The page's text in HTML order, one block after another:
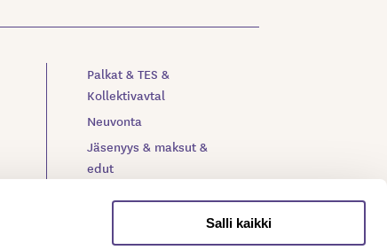
Salli kaikki
Palkat & TES &
Kollektivavtal
Neuvonta
Jäsenyys & maksut &
edut
Toiminta & organisaatio
Yhteystiedot